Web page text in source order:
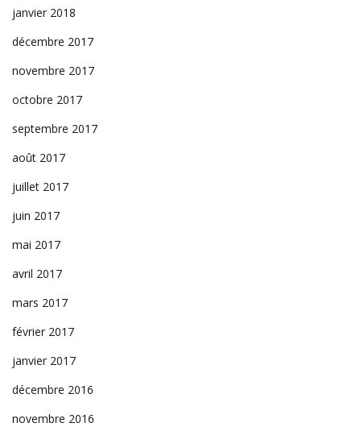
janvier 2018
décembre 2017
novembre 2017
octobre 2017
septembre 2017
août 2017
juillet 2017
juin 2017
mai 2017
avril 2017
mars 2017
février 2017
janvier 2017
décembre 2016
novembre 2016